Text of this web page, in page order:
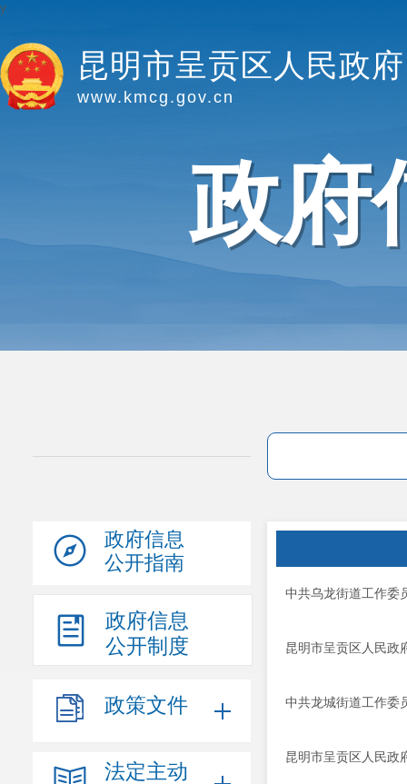
y
昆明市呈贡区人民政府
www.kmcg.gov.cn
政府
政府信息
公开指南
政府信息
公开制度
政策文件
法定主动
中共乌龙街道工作委
昆明市呈贡区人民政
中共龙城街道工作委
昆明市呈贡区人民政